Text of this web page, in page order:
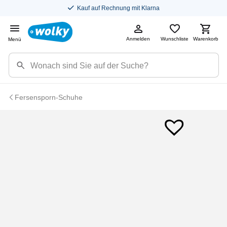
Kauf auf Rechnung mit Klarna
Menü Anmelden Wunschliste Warenkorb
Fersensporn-Schuhe